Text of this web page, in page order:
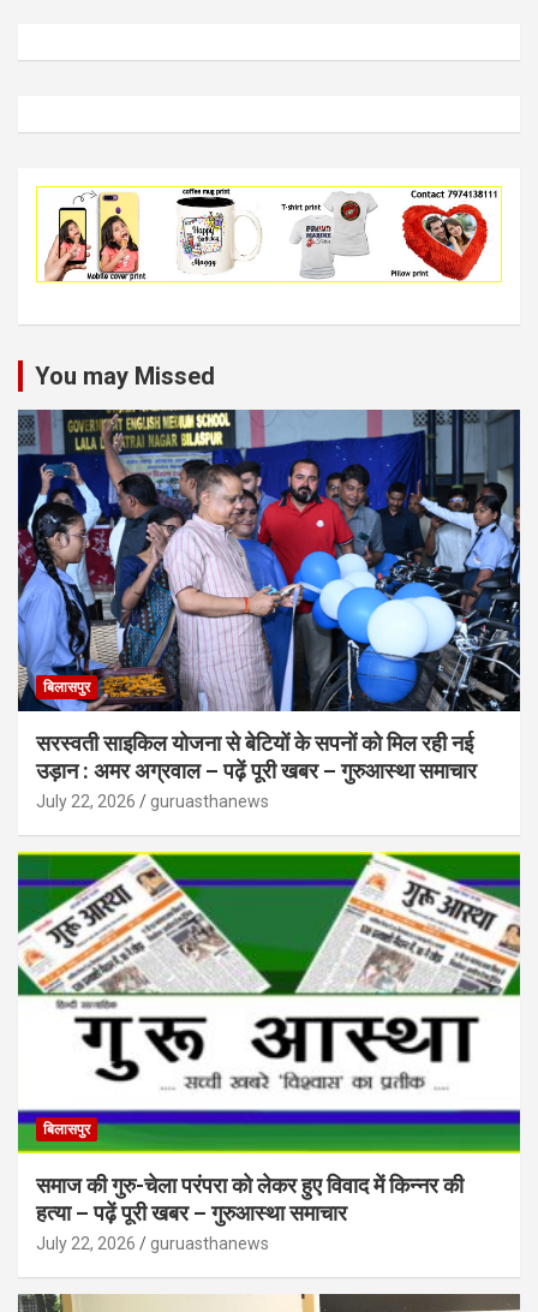
You may Missed
बिलासपुर
सरस्वती साइकिल योजना से बेटियों के सपनों को मिल रही नई
उड़ान : अमर अग्रवाल – पढ़ें पूरी खबर – गुरुआस्था समाचार
July 22, 2026 guruasthanews
बिलासपुर
समाज की गुरु-चेला परंपरा को लेकर हुए विवाद में किन्नर की
हत्या – पढ़ें पूरी खबर – गुरुआस्था समाचार
July 22, 2026 guruasthanews